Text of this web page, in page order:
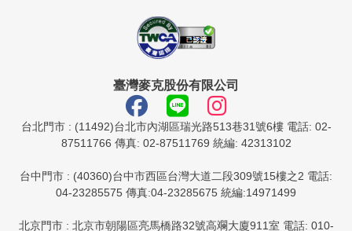
臺灣麥克股份有限公司
台北門市 : (11492)台北市內湖區瑞光路513巷31號6樓 電話: 02-
87511766 傳真: 02-87511769 統編: 42313102
台中門市 : (40360)台中市西區台灣大道二段309號15樓之2 電話:
04-23285575 傳真:04-23285675 統編:14971499
北京門市 : 北京市朝陽區亮馬橋路32號高斕大廈911室 電話: 010-